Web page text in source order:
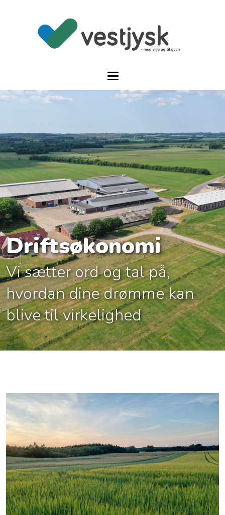
Driftsøkonomi
Vi sætter ord og tal på,
hvordan dine drømme kan
blive til virkelighed